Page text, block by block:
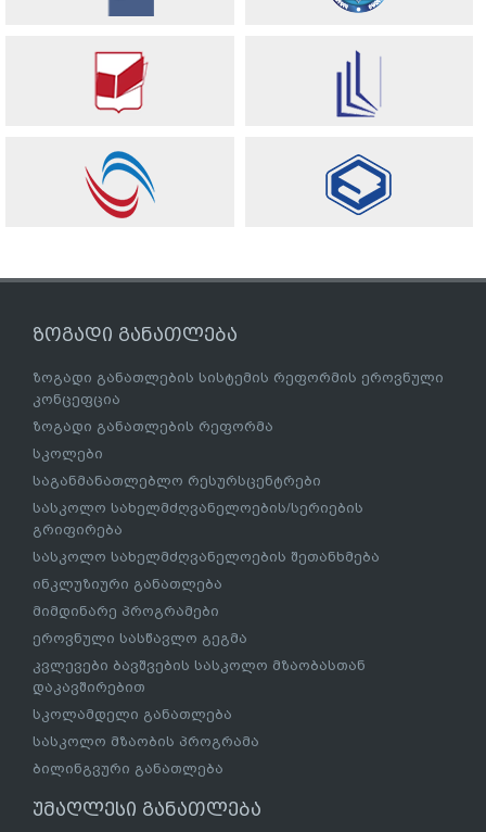
ზოგადი განათლება
ზოგადი განათლების სისტემის რეფორმის ეროვნული
კონცეფცია
ზოგადი განათლების რეფორმა
სკოლები
საგანმანათლებლო რესურსცენტრები
სასკოლო სახელმძღვანელოების/სერიების
გრიფირება
სასკოლო სახელმძღვანელოების შეთანხმება
ინკლუზიური განათლება
მიმდინარე პროგრამები
ეროვნული სასწავლო გეგმა
კვლევები ბავშვების სასკოლო მზაობასთან
დაკავშირებით
სკოლამდელი განათლება
სასკოლო მზაობის პროგრამა
ბილინგვური განათლება
უმაღლესი განათლება